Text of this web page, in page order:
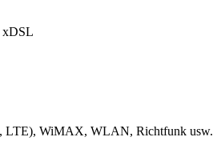
xDSL
LTE), WiMAX, WLAN, Richtfunk usw.